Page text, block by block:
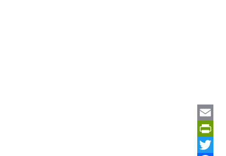
Email
PrintFriendly